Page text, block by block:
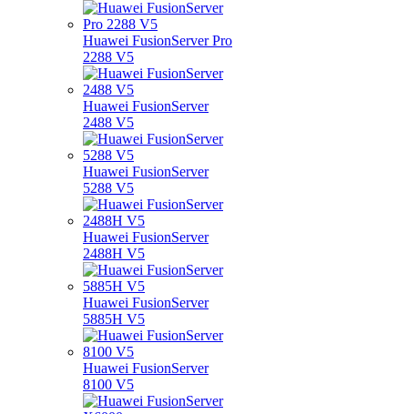
Huawei FusionServer Pro
2288 V5
Huawei FusionServer
2488 V5
Huawei FusionServer
5288 V5
Huawei FusionServer
2488H V5
Huawei FusionServer
5885H V5
Huawei FusionServer
8100 V5